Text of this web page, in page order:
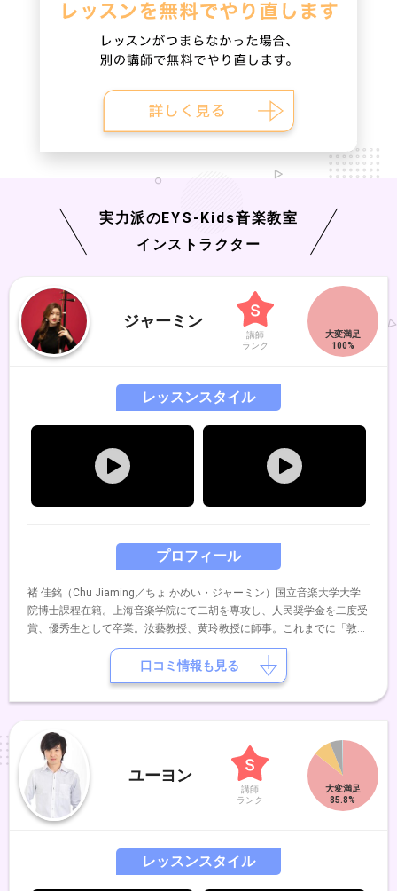
実力派のEYS-Kids音楽教室
インストラクター
ジャーミン
講師
ランク
プロフィール
褚 佳銘（Chu Jiaming／ちょ かめい・ジャーミン）国立音楽大学大学
院博士課程在籍。上海音楽学院にて二胡を専攻し、人民奨学金を二度受
賞、優秀生として卒業。汝藝教授、黄玲教授に師事。これまでに「敦煌
杯、NAFA」および「青楽杯」国際二胡コンクールのプロ部門において
受賞。上海交響芸術教育集団より優秀教師賞を受賞。また、「第三回華
楽国際展演コンクール」では国際審査員を務め、同展演コンサートにお
いて二胡ソリストとして模範演奏を披露し、高い評価を得る。現在は国
および愛好家の育成に精力的に取り組むとともに、東京藝術大学旧奏楽
堂など国内外で、個性豊かな二胡奏者として多彩な演奏活動を展開。実
力派の新進二胡奏者として注目を集めている。また、東洋音楽学会参
事、日本音楽学会会員、国際伝統音楽学会（ICTM）会員として、学術
的な側面からも日中音楽文化交流の促進に取り組んでいる。
レッスンスタイル
口コミ情報も見る
ユーヨン
講師
ランク
レッスンスタイル